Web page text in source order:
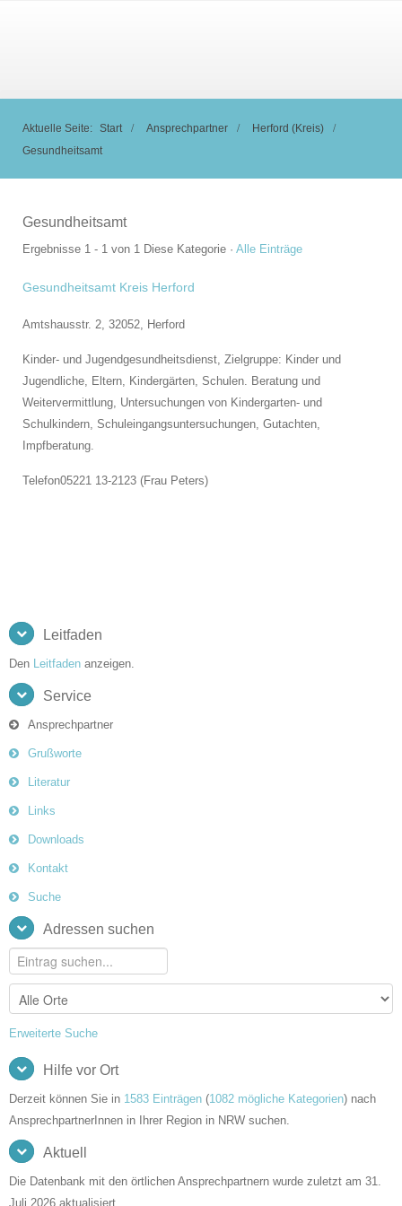
Aktuelle Seite: Start Ansprechpartner
Herford (Kreis)
Gesundheitsamt
Gesundheitsamt
Ergebnisse 1 - 1 von 1 Diese Kategorie · Alle Einträge
Gesundheitsamt Kreis Herford
Amtshausstr. 2, 32052, Herford
Kinder- und Jugendgesundheitsdienst, Zielgruppe: Kinder und
Jugendliche, Eltern, Kindergärten, Schulen. Beratung und
Weitervermittlung, Untersuchungen von Kindergarten- und
Schulkindern, Schuleingangsuntersuchungen, Gutachten,
Impfberatung.
Telefon05221 13-2123 (Frau Peters)
Leitfaden
Den Leitfaden anzeigen.
Service
Ansprechpartner
Grußworte
Literatur
Links
Downloads
Kontakt
Suche
Adressen suchen
Erweiterte Suche
Hilfe vor Ort
Derzeit können Sie in 1583 Einträgen (1082 mögliche Kategorien) nach
AnsprechpartnerInnen in Ihrer Region in NRW suchen.
Aktuell
Die Datenbank mit den örtlichen Ansprechpartnern wurde zuletzt am 31.
Juli 2026 aktualisiert.